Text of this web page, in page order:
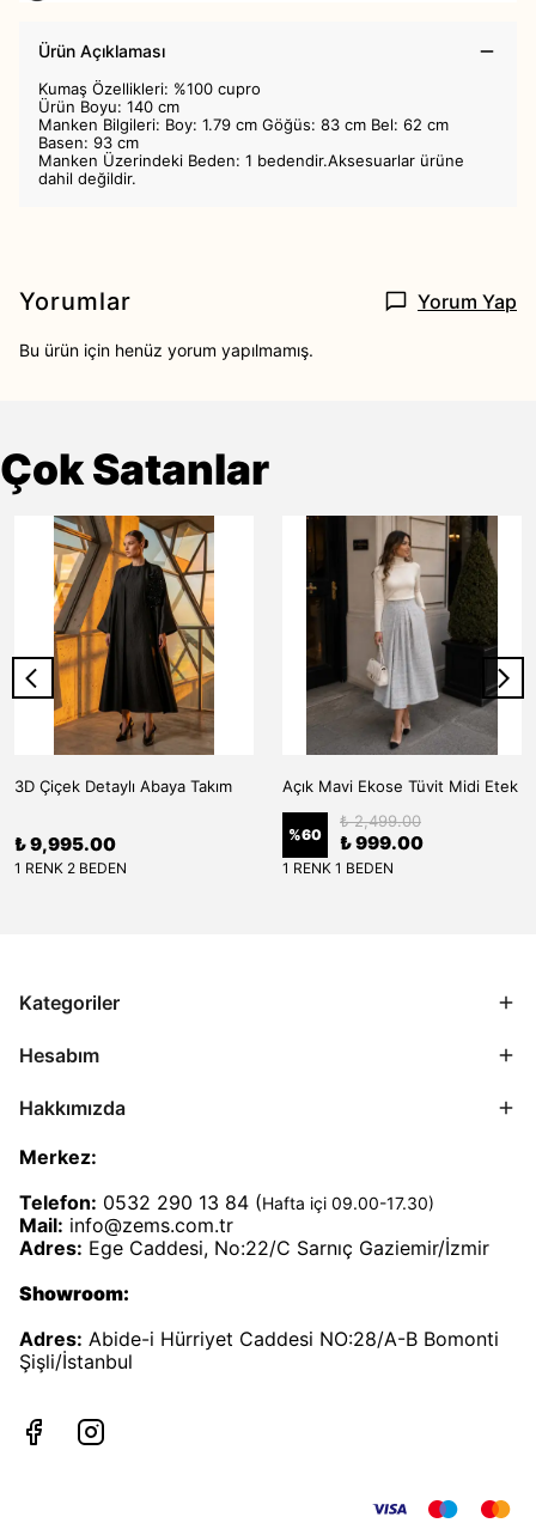
Ürün Açıklaması
Kumaş Özellikleri: %100 cupro
Ürün Boyu: 140 cm
Manken Bilgileri: Boy: 1.79 cm Göğüs: 83 cm Bel: 62 cm
Basen: 93 cm
Manken Üzerindeki Beden: 1 bedendir.Aksesuarlar ürüne
dahil değildir.
Yorumlar Yorum Yap
Bu ürün için henüz yorum yapılmamış.
Çok Satanlar
3D Çiçek Detaylı Abaya Takım
₺ 9,995.00
1 RENK 2 BEDEN
Açık Mavi Ekose Tüvit Midi Etek
%60
₺ 2,499.00
₺ 999.00
1 RENK 1 BEDEN
Kategoriler
Hesabım
Hakkımızda
Merkez:
Telefon: 0532 290 13 84 (Hafta içi 09.00-17.30)
Mail: info@zems.com.tr
Adres: Ege Caddesi, No:22/C Sarnıç Gaziemir/İzmir
Showroom:
Adres: Abide-i Hürriyet Caddesi NO:28/A-B Bomonti
Şişli/İstanbul